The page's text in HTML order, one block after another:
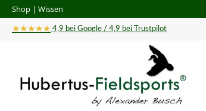
Hauptinhalt springen
Zur Suche springen
Zur Hauptnavigation springen
Shop | Wissen
★★★★★ 4,9 bei Google / 4,9 bei Trustpilot